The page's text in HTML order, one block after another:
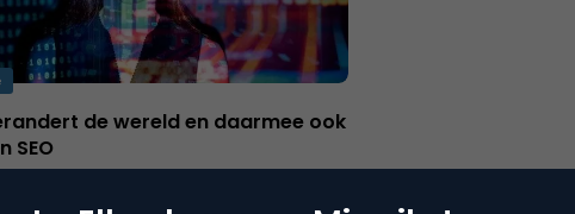
de wereld en daarmee ook
SEO